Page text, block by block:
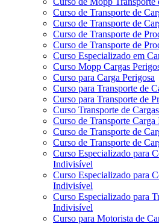
Curso de Transporte de
Curso de Transporte de
Curso de Transporte de
Curso de Transporte de
Curso Especializado em
Curso Mopp Cargas
Curso para Carga Perigosa
Curso para Transporte de
Curso para Transporte de
Curso Transporte de
Curso de Transporte
Curso de Transporte de
Curso de Transporte de
Curso Especializado para
Indivisível
Curso Especializado para
Indivisível
Curso Especializado para
Indivisível
Curso para Motorista de